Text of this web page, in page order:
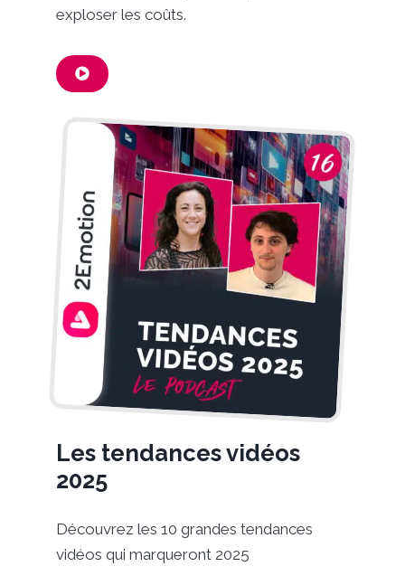
exploser les coûts.
Les tendances vidéos
2025
Découvrez les 10 grandes tendances
vidéos qui marqueront 2025